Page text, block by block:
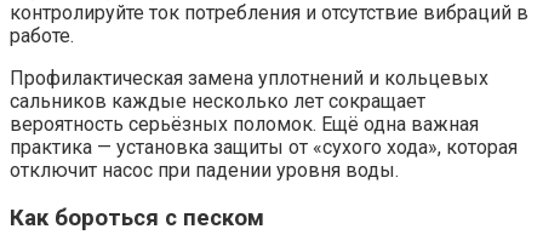
контролируйте ток потребления и отсутствие вибраций в
работе.
Профилактическая замена уплотнений и кольцевых
сальников каждые несколько лет сокращает
вероятность серьёзных поломок. Ещё одна важная
практика — установка защиты от «сухого хода», которая
отключит насос при падении уровня воды.
Как бороться с песком